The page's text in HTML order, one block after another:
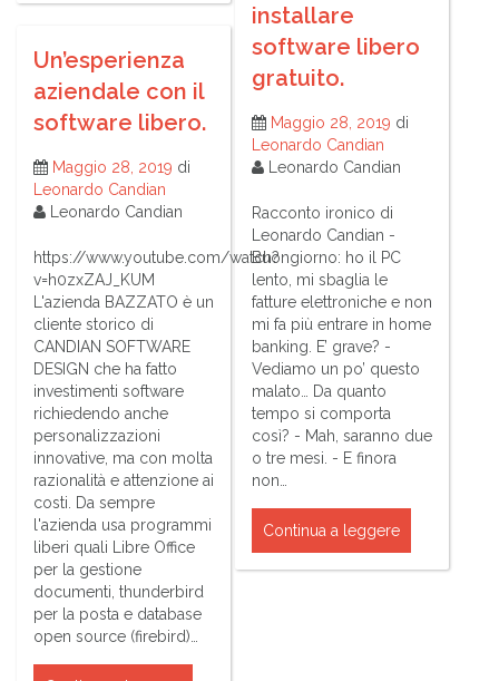
installare
software libero
gratuito.
Maggio 28, 2019 di
Leonardo Candian
Leonardo Candian
Racconto ironico di
Leonardo Candian -
Buongiorno: ho il PC
lento, mi sbaglia le
fatture elettroniche e non
mi fa più entrare in home
banking. E’ grave? -
Vediamo un po’ questo
malato… Da quanto
tempo si comporta
così? - Mah, saranno due
o tre mesi. - E finora
non…
Continua a leggere
Un’esperienza
aziendale con il
software libero.
Maggio 28, 2019 di
Leonardo Candian
Leonardo Candian
https://www.youtube.com/watch?
v=h0zxZAJ_KUM
L'azienda BAZZATO è un
cliente storico di
CANDIAN SOFTWARE
DESIGN che ha fatto
investimenti software
richiedendo anche
personalizzazioni
innovative, ma con molta
razionalità e attenzione ai
costi. Da sempre
l'azienda usa programmi
liberi quali Libre Office
per la gestione
documenti, thunderbird
per la posta e database
open source (firebird)…